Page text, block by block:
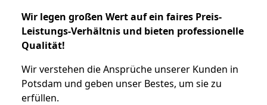
Wir legen großen Wert auf ein faires Preis-
Leistungs-Verhältnis und bieten professionelle
Qualität!
Wir verstehen die Ansprüche unserer Kunden in
Potsdam und geben unser Bestes, um sie zu
erfüllen.